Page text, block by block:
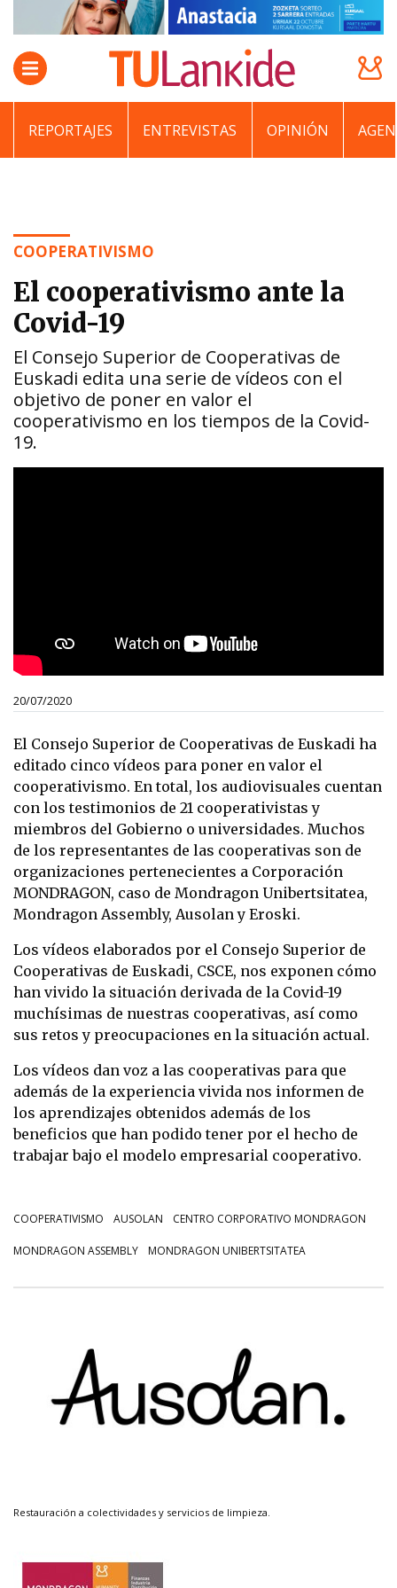
REPORTAJES ENTREVISTAS OPINIÓN
COOPERATIVISMO
El cooperativismo ante la
Covid-19
El Consejo Superior de Cooperativas de
Euskadi edita una serie de vídeos con el
objetivo de poner en valor el
cooperativismo en los tiempos de la Covid-
19.
20/07/2020
El Consejo Superior de Cooperativas de Euskadi ha
editado cinco vídeos para poner en valor el
cooperativismo. En total, los audiovisuales cuentan
con los testimonios de 21 cooperativistas y
miembros del Gobierno o universidades. Muchos
de los representantes de las cooperativas son de
organizaciones pertenecientes a Corporación
MONDRAGON, caso de Mondragon Unibertsitatea,
Mondragon Assembly, Ausolan y Eroski.
Los vídeos elaborados por el Consejo Superior de
Cooperativas de Euskadi, CSCE, nos exponen cómo
han vivido la situación derivada de la Covid-19
muchísimas de nuestras cooperativas, así como
sus retos y preocupaciones en la situación actual.
Los vídeos dan voz a las cooperativas para que
además de la experiencia vivida nos informen de
los aprendizajes obtenidos además de los
beneficios que han podido tener por el hecho de
trabajar bajo el modelo empresarial cooperativo.
COOPERATIVISMO AUSOLAN CENTRO CORPORATIVO MONDRAGON
MONDRAGON ASSEMBLY MONDRAGON UNIBERTSITATEA
Restauración a colectividades y servicios de limpieza.